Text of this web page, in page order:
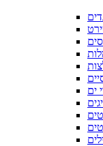
ים